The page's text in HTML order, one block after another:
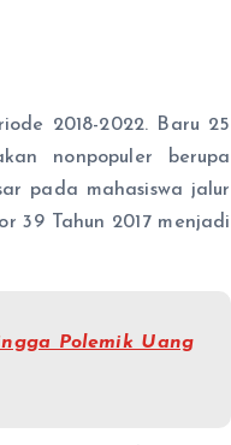
2018-2022. Baru 25
nonpopuler berupa
pada mahasiswa jalur
39 Tahun 2017 menjadi
Polemik Uang